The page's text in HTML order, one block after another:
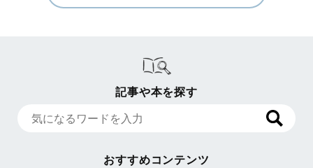
記事や本を探す
おすすめコンテンツ